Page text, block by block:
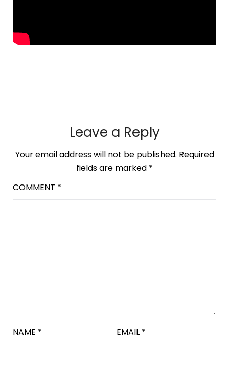
Leave a Reply
Your email address will not be published. Required
fields are marked *
COMMENT *
NAME * EMAIL *